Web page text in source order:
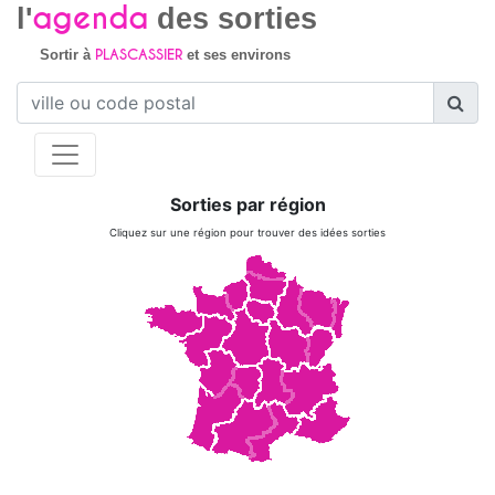
l'agenda des sorties
Sortir à PLASCASSIERet ses environs
Sorties par région
Cliquez sur une région pour trouver des idées sorties